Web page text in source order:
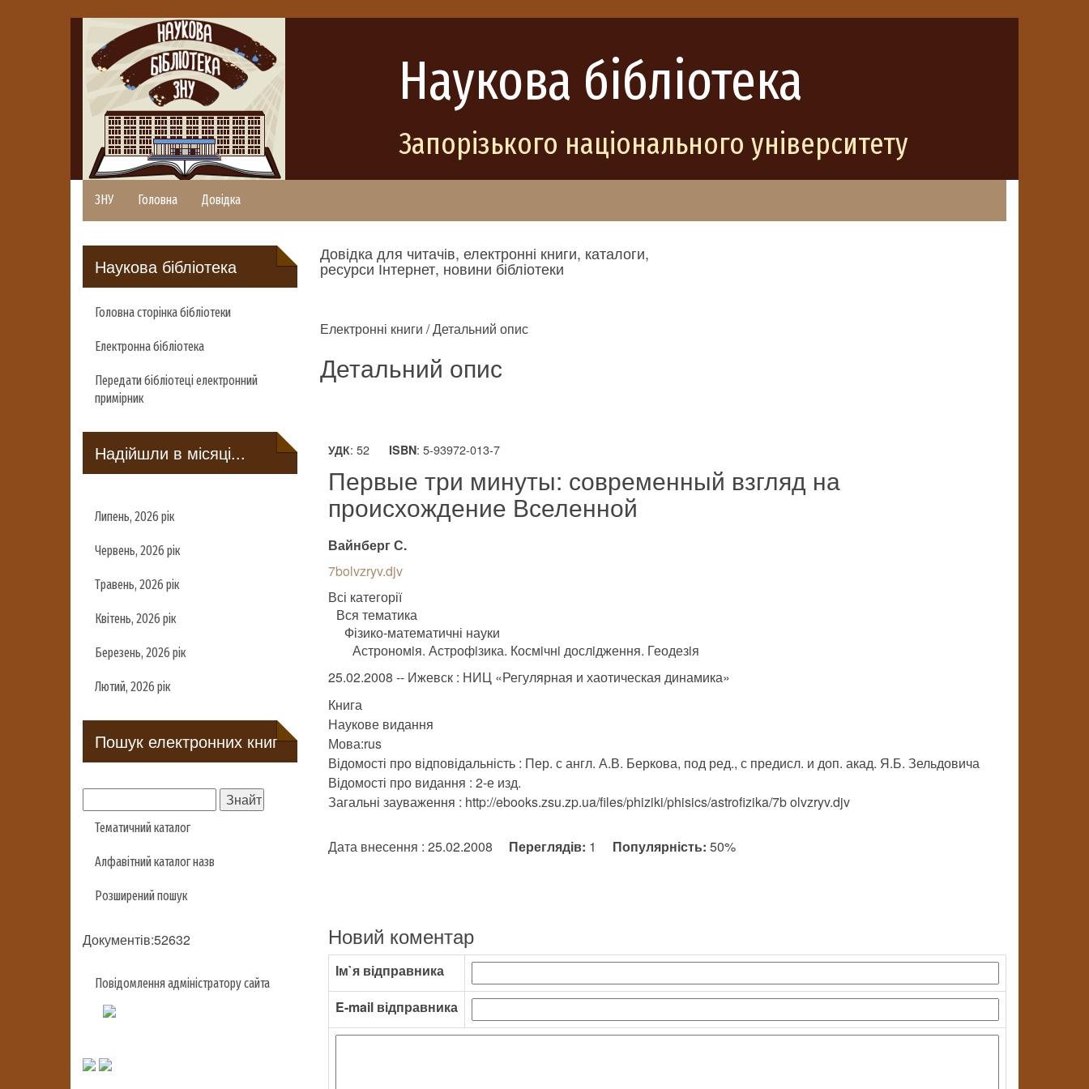
Наукова бібліотека
Запорізького національного університету
ЗНУ Головна Довідка
Наукова бібліотека
Головна сторінка бібліотеки
Електронна бібліотека
Передати бібліотеці електронний
примірник
Надійшли в місяці...
Липень, 2026 рік
Червень, 2026 рік
Травень, 2026 рік
Квітень, 2026 рік
Березень, 2026 рік
Лютий, 2026 рік
Пошук електронних книг
Тематичний каталог
Алфавітний каталог назв
Розширений пошук
Документів:52632
Повідомлення адміністратору сайта
Довідка для читачів, електронні книги, каталоги,
ресурси Інтернет, новини бібліотеки
Електронні книги / Детальний опис
Детальний опис
УДК: 52 ISBN: 5-93972-013-7
Первые три минуты: современный взгляд на
происхождение Вселенной
Вайнберг С.
7bolvzryv.djv
Всі категорії
Вся тематика
Фізико-математичні науки
Астрономiя. Астрофiзика. Космiчнi дослiдження. Геодезiя
25.02.2008 -- Ижевск : НИЦ «Регулярная и хаотическая динамика»
Книга
Наукове видання
Мова:rus
Відомості про відповідальність : Пер. с англ. А.В. Беркова, под ред., с предисл. и доп. акад. Я.Б. Зельдовича
Відомості про видання : 2-е изд.
Загальні зауваження : http://ebooks.zsu.zp.ua/files/phiziki/phisics/astrofizika/7b olvzryv.djv
Дата внесення : 25.02.2008 Переглядів: 1 Популярність: 50%
Новий коментар
Ім`я відправника
E-mail відправника